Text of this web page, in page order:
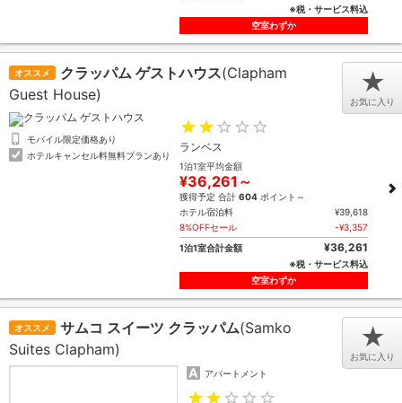
※税・サービス料込
空室わずか
オススメ クラッパム ゲストハウス(Clapham
Guest House)
モバイル限定価格あり
ホテルキャンセル料無料プランあり
ランベス
1泊1室平均金額
¥36,261～
獲得予定 合計 604 ポイント～
ホテル宿泊料
¥39,618
8%OFFセール
-¥3,357
1泊1室合計金額
¥36,261
※税・サービス料込
空室わずか
★
お気に入り
オススメ サムコ スイーツ クラッパム(Samko
Suites Clapham)
アパートメント
★
お気に入り